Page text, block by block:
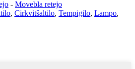
- Movebla retejo
, Cirkvitŝaltilo, Tempigilo, Lampo,